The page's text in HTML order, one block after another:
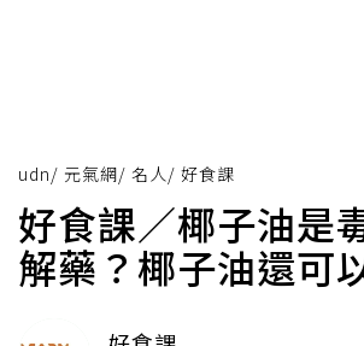
udn/ 元氣網/ 名人/ 好食課
好食課／椰子油是
解藥？椰子油還可